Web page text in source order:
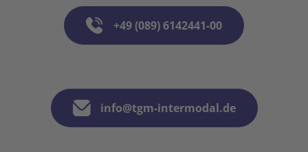
+49 (089) 6142441-00
info@tgm-intermodal.de